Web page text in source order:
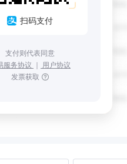
扫码支付
支付则代表同意
服务协议 ｜ 用户协议
发票获取